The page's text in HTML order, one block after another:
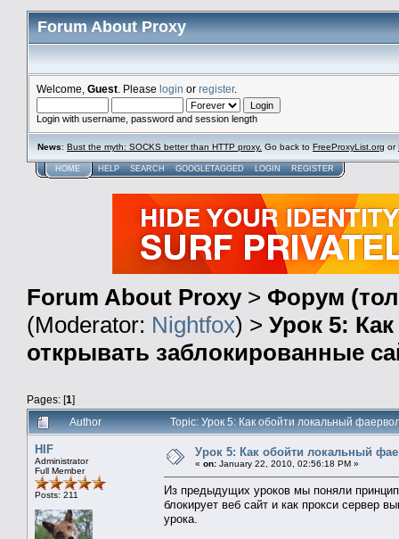
Forum About Proxy
Welcome, Guest . Please login or register.
Login with username, password and session length
News: Bust the myth: SOCKS better than HTTP proxy. Go back to FreeProxyList.org or
HOME HELP SEARCH GOOGLETAGGED LOGIN REGISTER
Forum About Proxy> Форум
(Moderator: Nightfox) > Урок 5:
открывать заблокированные
Pages: [1]
Author
Topic: Урок 5: Как обойти локальный
HIF
Administrator
Full Member
Posts: 211
Урок 5: Как обойти локальный
« on: January 22, 2010, 02:56:18 PM »
Из предыдущих уроков мы поняли
блокирует веб сайт и как прокси сервер
урока.